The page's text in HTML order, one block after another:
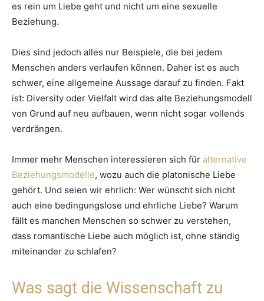
es rein um Liebe geht und nicht um eine sexuelle
Beziehung.
Dies sind jedoch alles nur Beispiele, die bei jedem
Menschen anders verlaufen können. Daher ist es auch
schwer, eine allgemeine Aussage darauf zu finden. Fakt
ist: Diversity oder Vielfalt wird das alte Beziehungsmodell
von Grund auf neu aufbauen, wenn nicht sogar vollends
verdrängen.
Immer mehr Menschen interessieren sich für alternative
Beziehungsmodelle, wozu auch die platonische Liebe
gehört. Und seien wir ehrlich: Wer wünscht sich nicht
auch eine bedingungslose und ehrliche Liebe? Warum
fällt es manchen Menschen so schwer zu verstehen,
dass romantische Liebe auch möglich ist, ohne ständig
miteinander zu schlafen?
Was sagt die Wissenschaft zu